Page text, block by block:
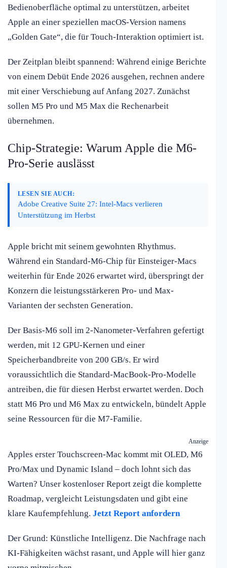
Bedienoberfläche optimal zu unterstützen, arbeitet
Apple an einer speziellen macOS-Version namens
„Golden Gate“, die für Touch-Interaktion optimiert ist.
Der Zeitplan bleibt spannend: Während einige Berichte
von einem Debüt Ende 2026 ausgehen, rechnen andere
mit einer Verschiebung auf Anfang 2027. Zunächst
sollen M5 Pro und M5 Max die Rechenarbeit
übernehmen.
Chip-Strategie: Warum Apple die M6-
Pro-Serie auslässt
LESEN SIE AUCH:
Adobe Creative Suite 27: Intel-Macs verlieren
Unterstützung im Herbst
Apple bricht mit seinem gewohnten Rhythmus.
Während ein Standard-M6-Chip für Einsteiger-Macs
weiterhin für Ende 2026 erwartet wird, überspringt der
Konzern die leistungsstärkeren Pro- und Max-
Varianten der sechsten Generation.
Der Basis-M6 soll im 2-Nanometer-Verfahren gefertigt
werden, mit 12 GPU-Kernen und einer
Speicherbandbreite von 200 GB/s. Er wird
voraussichtlich die Standard-MacBook-Pro-Modelle
antreiben, die für diesen Herbst erwartet werden. Doch
statt M6 Pro und M6 Max zu entwickeln, bündelt Apple
seine Ressourcen für die M7-Familie.
Anzeige
Apples erster Touchscreen-Mac kommt mit OLED, M6
Pro/Max und Dynamic Island – doch lohnt sich das
Warten? Unser kostenloser Report zeigt die komplette
Roadmap, vergleicht Leistungsdaten und gibt eine
klare Kaufempfehlung. Jetzt Report anfordern
Der Grund: Künstliche Intelligenz. Die Nachfrage nach
KI-Fähigkeiten wächst rasant, und Apple will hier ganz